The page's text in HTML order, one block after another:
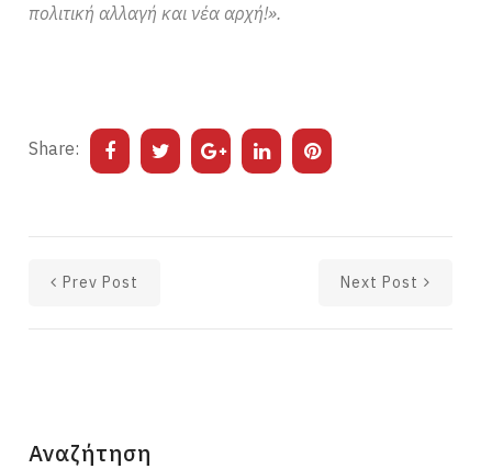
πολιτική αλλαγή και νέα αρχή!».
Share:
Prev Post Next Post
Αναζήτηση